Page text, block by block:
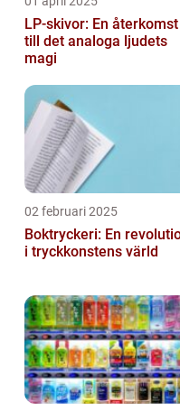
LP-skivor: En återkomst
till det analoga ljudets
magi
02 februari 2025
Boktryckeri: En
i tryckkonstens värld